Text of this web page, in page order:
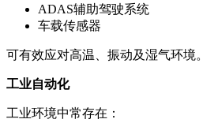
ADAS辅助驾驶系统
车载传感器
可有效应对高温、振动及湿气环境。
工业自动化
工业环境中常存在：